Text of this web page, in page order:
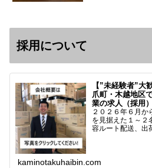
採用について
【”未経験者”大
爪町・木越地区
業の求人（採用
２０２６年６月
を見据えた１～２
容ルート配送、出
kaminotakuhaibin.com